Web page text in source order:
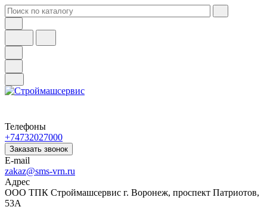
Телефоны
+74732027000
Заказать звонок
E-mail
zakaz@sms-vrn.ru
Адрес
ООО ТПК Строймашсервис г. Воронеж, проспект Патриотов,
53А